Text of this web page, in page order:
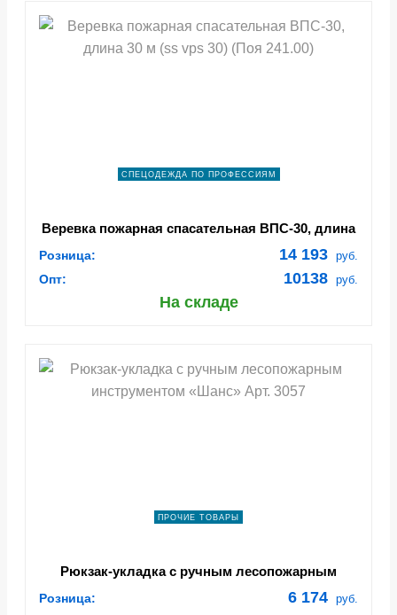
СПЕЦОДЕЖДА ПО ПРОФЕССИЯМ
Веревка пожарная спасательная ВПС-30, длина
Розница: 14 193 руб.
Опт: 10138 руб.
На складе
ПРОЧИЕ ТОВАРЫ
Рюкзак-укладка с ручным лесопожарным
Розница: 6 174 руб.